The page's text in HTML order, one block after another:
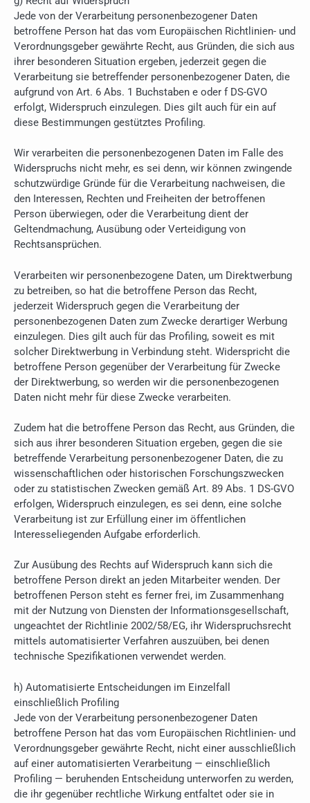
Jede von der Verarbeitung personenbezogener Daten
betroffene Person hat das vom Europäischen Richtlinien- und
Verordnungsgeber gewährte Recht, aus Gründen, die sich aus
ihrer besonderen Situation ergeben, jederzeit gegen die
Verarbeitung sie betreffender personenbezogener Daten, die
aufgrund von Art. 6 Abs. 1 Buchstaben e oder f DS-GVO
erfolgt, Widerspruch einzulegen. Dies gilt auch für ein auf
diese Bestimmungen gestütztes Profiling.
Wir verarbeiten die personenbezogenen Daten im Falle des
Widerspruchs nicht mehr, es sei denn, wir können zwingende
schutzwürdige Gründe für die Verarbeitung nachweisen, die
den Interessen, Rechten und Freiheiten der betroffenen
Person überwiegen, oder die Verarbeitung dient der
Geltendmachung, Ausübung oder Verteidigung von
Rechtsansprüchen.
Verarbeiten wir personenbezogene Daten, um Direktwerbung
zu betreiben, so hat die betroffene Person das Recht,
jederzeit Widerspruch gegen die Verarbeitung der
personenbezogenen Daten zum Zwecke derartiger Werbung
einzulegen. Dies gilt auch für das Profiling, soweit es mit
solcher Direktwerbung in Verbindung steht. Widerspricht die
betroffene Person gegenüber der Verarbeitung für Zwecke
der Direktwerbung, so werden wir die personenbezogenen
Daten nicht mehr für diese Zwecke verarbeiten.
Zudem hat die betroffene Person das Recht, aus Gründen, die
sich aus ihrer besonderen Situation ergeben, gegen die sie
betreffende Verarbeitung personenbezogener Daten, die zu
wissenschaftlichen oder historischen Forschungszwecken
oder zu statistischen Zwecken gemäß Art. 89 Abs. 1 DS-GVO
erfolgen, Widerspruch einzulegen, es sei denn, eine solche
Verarbeitung ist zur Erfüllung einer im öffentlichen
Interesseliegenden Aufgabe erforderlich.
Zur Ausübung des Rechts auf Widerspruch kann sich die
betroffene Person direkt an jeden Mitarbeiter wenden. Der
betroffenen Person steht es ferner frei, im Zusammenhang
mit der Nutzung von Diensten der Informationsgesellschaft,
ungeachtet der Richtlinie 2002/58/EG, ihr Widerspruchsrecht
mittels automatisierter Verfahren auszuüben, bei denen
technische Spezifikationen verwendet werden.
h) Automatisierte Entscheidungen im Einzelfall
einschließlich Profiling
Jede von der Verarbeitung personenbezogener Daten
betroffene Person hat das vom Europäischen Richtlinien- und
Verordnungsgeber gewährte Recht, nicht einer ausschließlich
auf einer automatisierten Verarbeitung — einschließlich
Profiling — beruhenden Entscheidung unterworfen zu werden,
die ihr gegenüber rechtliche Wirkung entfaltet oder sie in